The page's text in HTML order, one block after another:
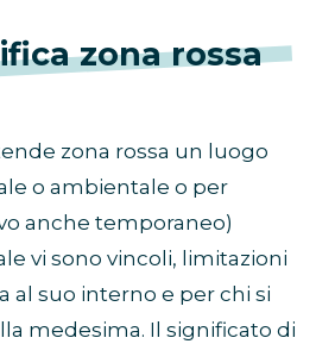
zona rossa
zona rossa un luogo
o ambientale o per
anche temporaneo)
vi sono vincoli, limitazioni
al suo interno e per chi si
medesima. Il significato di